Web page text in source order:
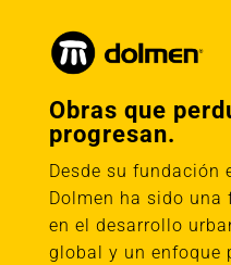
Obras que
progresan.
Desde su fundación
Dolmen ha sido
en el desarrollo
global y un enfoque